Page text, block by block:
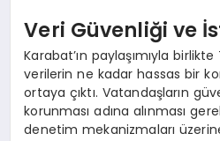
Veri Güvenliği ve
Karabat’ın paylaşımıyla
verilerin ne kadar hassas bir
ortaya çıktı. Vatandaşların
korunması adına alınması
denetim mekanizmaları